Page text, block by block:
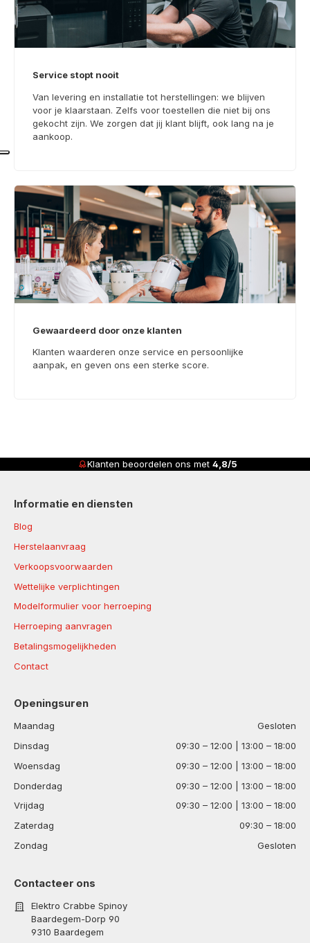
Service stopt nooit
Van levering en installatie tot herstellingen: we blijven
voor je klaarstaan. Zelfs voor toestellen die niet bij ons
gekocht zijn. We zorgen dat jij klant blijft, ook lang na je
aankoop.
Gewaardeerd door onze klanten
Klanten waarderen onze service en persoonlijke
aanpak, en geven ons een sterke score.
Klanten beoordelen ons met 4,8/5
Informatie en diensten
Blog
Herstelaanvraag
Verkoopsvoorwaarden
Wettelijke verplichtingen
Modelformulier voor herroeping
Herroeping aanvragen
Betalingsmogelijkheden
Contact
Openingsuren
Maandag
Gesloten
Dinsdag
09:30 – 12:00 | 13:00 – 18:00
Woensdag
09:30 – 12:00 | 13:00 – 18:00
Donderdag
09:30 – 12:00 | 13:00 – 18:00
Vrijdag
09:30 – 12:00 | 13:00 – 18:00
Zaterdag
09:30 – 18:00
Zondag
Gesloten
Contacteer ons
Elektro Crabbe Spinoy
Baardegem-Dorp 90
9310 Baardegem